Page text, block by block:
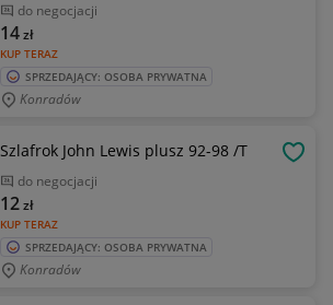
do negocjacji
KUP TERAZ
14zł
SPRZEDAJĄCY: OSOBA PRYWATNA
Konradów
Szlafrok John Lewis plusz 92-98 /T
do negocjacji
KUP TERAZ
12zł
SPRZEDAJĄCY: OSOBA PRYWATNA
Konradów